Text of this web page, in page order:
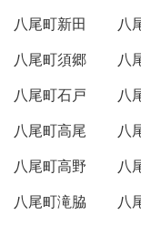
八尾町新田
八
八尾町須郷
八
八尾町石戸
八
八尾町高尾
八
八尾町高野
八
八尾町滝脇
八